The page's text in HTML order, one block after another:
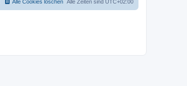
Alle Zeiten sind UTC+02:00
Alle Cookies löschen